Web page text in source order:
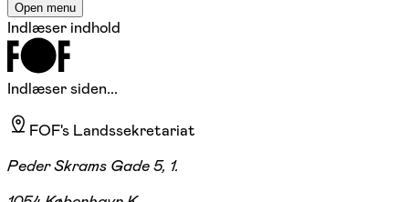
Open menu
Indlæser indhold
Indlæser siden...
FOF's Landssekretariat
Peder Skrams Gade 5, 1.